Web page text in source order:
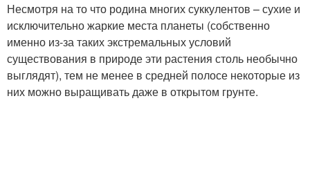
Несмотря на то что родина многих суккулентов – сухие и
исключительно жаркие места планеты (собственно
именно из-за таких экстремальных условий
существования в природе эти растения столь необычно
выглядят), тем не менее в средней полосе некоторые из
них можно выращивать даже в открытом грунте.